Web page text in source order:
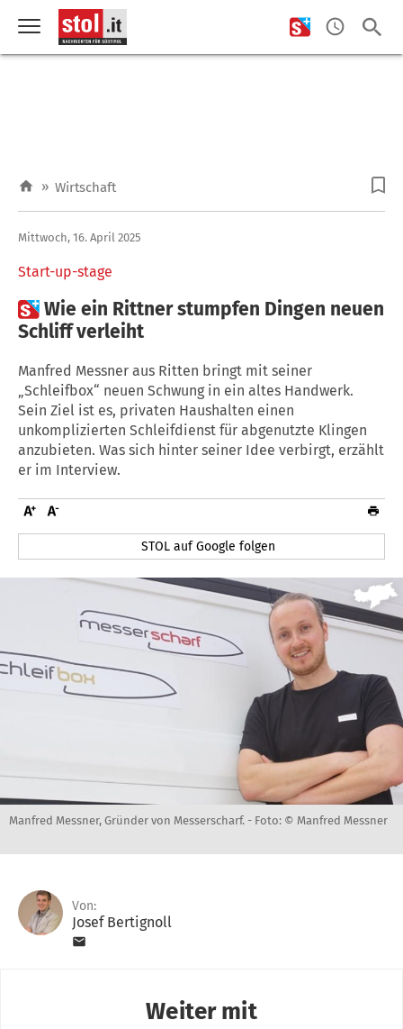
» Wirtschaft
Start-up-stage
Mittwoch, 16. April 2025
Wie ein Rittner stumpfen Dingen neuen
Schliff verleiht
Manfred Messner aus Ritten bringt mit seiner
„Schleifbox“ neuen Schwung in ein altes Handwerk.
Sein Ziel ist es, privaten Haushalten einen
unkomplizierten Schleifdienst für abgenutzte Klingen
anzubieten. Was sich hinter seiner Idee verbirgt, erzählt
er im Interview.
STOL auf Google folgen
Manfred Messner, Gründer von Messerscharf. - Foto: © Manfred Messner
Von:
Josef Bertignoll